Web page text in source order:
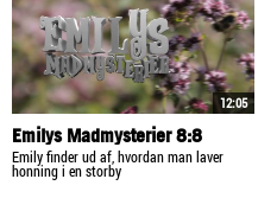
12:05
Emilys Madmysterier 8:8
Emily finder ud af, hvordan man laver
honning i en storby